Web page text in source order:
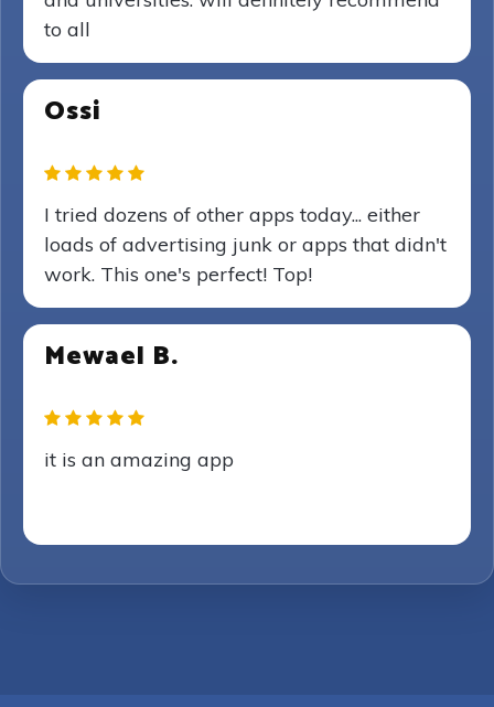
to all
Ossi
I tried dozens of other apps today... either
loads of advertising junk or apps that didn't
work. This one's perfect! Top!
Mewael B.
it is an amazing app